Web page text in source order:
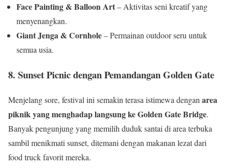
Face Painting & Balloon Art– Aktivitas seni kreatif yang
menyenangkan.
Giant Jenga & Cornhole– Permainan outdoor seru untuk
semua usia.
8. Sunset Picnic dengan Pemandangan Golden Gate
Menjelang sore, festival ini semakin terasa istimewa dengan area
piknik yang menghadap langsung ke Golden Gate Bridge.
Banyak pengunjung yang memilih duduk santai di area terbuka
sambil menikmati sunset, ditemani dengan makanan lezat dari
food truck favorit mereka.